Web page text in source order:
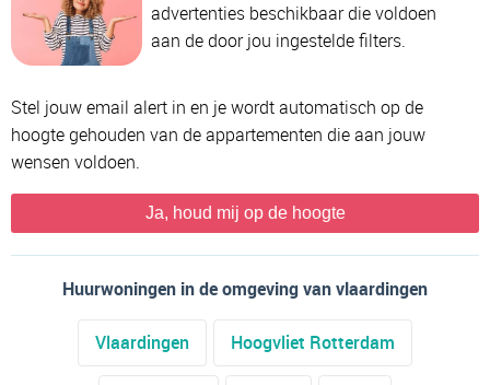
advertenties beschikbaar die voldoen
aan de door jou ingestelde filters.
Stel jouw email alert in en je wordt automatisch op de
hoogte gehouden van de appartementen die aan jouw
wensen voldoen.
Ja, houd mij op de hoogte
Huurwoningen in de omgeving van vlaardingen
Vlaardingen Hoogvliet Rotterdam